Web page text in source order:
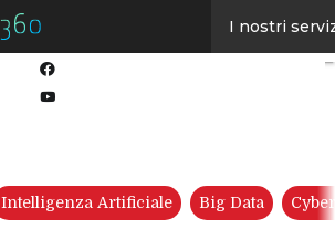
I nostri
Intelligenza Artificiale Big Data